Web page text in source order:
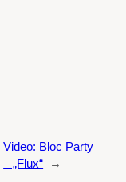
Video: Bloc Party
– „Flux“
→